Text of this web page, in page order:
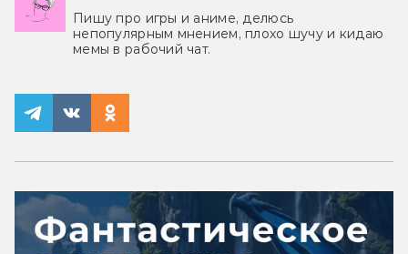
Пишу про игры и аниме, делюсь
непопулярным мнением, плохо шучу и кидаю
мемы в рабочий чат.